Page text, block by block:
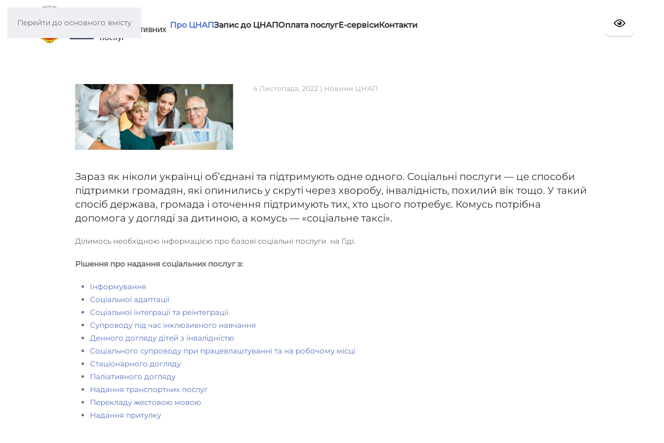
Перейти до основного вмісту Про ЦНАПЗапис до ЦНАПОплата послугЕ-сервісиКонтакти
4 Листопада, 2022 | Новини ЦНАП
Зараз як ніколи українці об’єднані та підтримують одне одного. Соціальні послуги — це способи
підтримки громадян, які опинились у скруті через хворобу, інвалідність, похилий вік тощо. У такий
спосіб держава, громада і оточення підтримують тих, хто цього потребує. Комусь потрібна
допомога у догляді за дитиною, а комусь — «соціальне таксі».
Ділимось необхідною інформацією про базові соціальні послуги на Гіді.
Рішення про надання соціальних послуг з:
Інформування
Соціальної адаптації
Соціальної інтеграції та реінтеграції
Супроводу під час інклюзивного навчання
Денного догляду дітей з інвалідністю
Соціального супроводу при працевлаштуванні та на робочому місці
Стаціонарного догляду
Паліативного догляду
Надання транспортних послуг
Перекладу жестовою мовою
Надання притулку